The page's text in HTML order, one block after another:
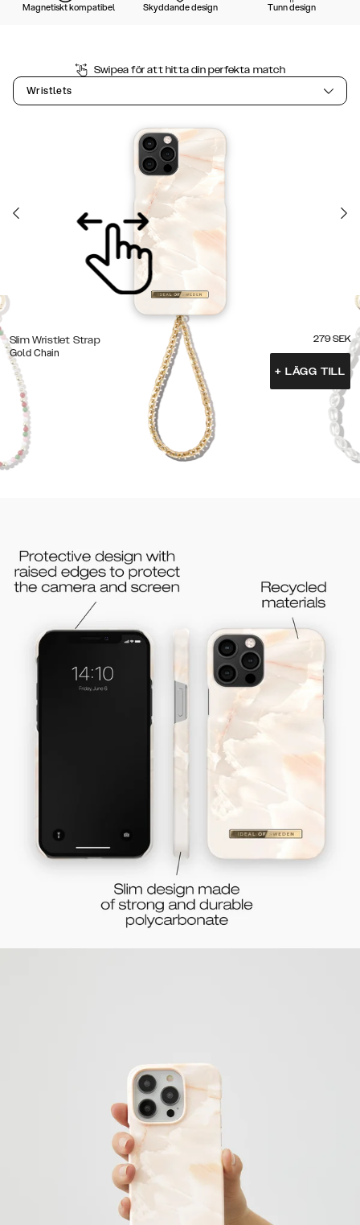
Magnetiskt kompatibel Skyddande design Tunn design
Swipea för att hitta din perfekta match
Wristlets
Slim Wristlet Strap
Gold Chain
279 SEK
+ LÄGG TILL